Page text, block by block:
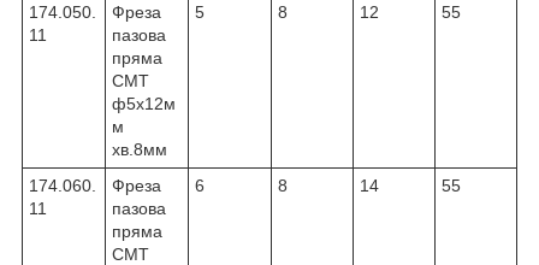
174.050.
11
Фреза
пазова
пряма
CMT
ф5х12м
м
хв.8мм
5 8 12 55
174.060.
11
Фреза
пазова
пряма
CMT
6 8 14 55